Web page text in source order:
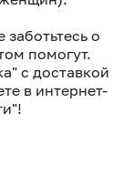
о
помогут.
с доставкой
в интернет-